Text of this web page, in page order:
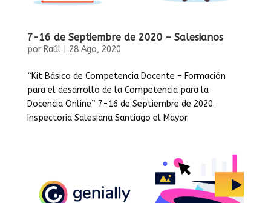
7-16 de Septiembre de 2020 – Salesianos
por Raúl| 28 Ago, 2020
“Kit Básico de Competencia Docente – Formación
para el desarrollo de la Competencia para la
Docencia Online” 7-16 de Septiembre de 2020.
Inspectoría Salesiana Santiago el Mayor.